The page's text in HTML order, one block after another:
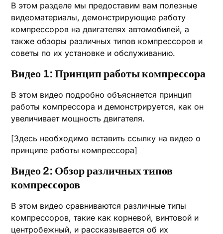
В этом разделе мы предоставим вам полезные
видеоматериалы, демонстрирующие работу
компрессоров на двигателях автомобилей, а
также обзоры различных типов компрессоров и
советы по их установке и обслуживанию.
Видео 1: Принцип работы компрессора
В этом видео подробно объясняется принцип
работы компрессора и демонстрируется, как он
увеличивает мощность двигателя.
[Здесь необходимо вставить ссылку на видео о
принципе работы компрессора]
Видео 2: Обзор различных типов
компрессоров
В этом видео сравниваются различные типы
компрессоров, такие как корневой, винтовой и
центробежный, и рассказывается об их